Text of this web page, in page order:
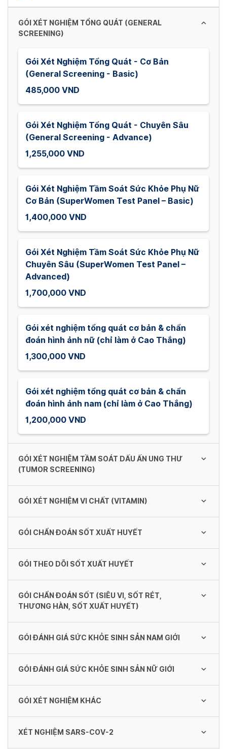
changing
dates.
GÓI XÉT NGHIỆM TỔNG QUÁT (GENERAL
SCREENING)
Gói Xét Nghiệm Tổng Quát - Cơ Bản
(General Screening - Basic)
485,000 VND
Gói Xét Nghiệm Tổng Quát - Chuyên Sâu
(General Screening - Advance)
1,255,000 VND
Gói Xét Nghiệm Tầm Soát Sức Khỏe Phụ Nữ
Cơ Bản (SuperWomen Test Panel – Basic)
1,400,000 VND
Gói Xét Nghiệm Tầm Soát Sức Khỏe Phụ Nữ
Chuyên Sâu (SuperWomen Test Panel –
Advanced)
1,700,000 VND
Gói xét nghiệm tổng quát cơ bản & chẩn
đoán hình ảnh nữ (chỉ làm ở Cao Thắng)
1,300,000 VND
Gói xét nghiệm tổng quát cơ bản & chẩn
đoán hình ảnh nam (chỉ làm ở Cao Thắng)
1,200,000 VND
GÓI XÉT NGHIỆM TẦM SOÁT DẤU ẤN UNG THƯ
(TUMOR SCREENING)
Gói Xét Nghiệm Tầm Soát Dấu Ấn Ung Thư
cho Nữ (Tumor - Female)
1,660,000 VND
cho Nam (Tumor - Memale)
1,480,000 VND
GÓI XÉT NGHIỆM VI CHẤT (VITAMIN)
GÓI CHẨN ĐOÁN SỐT XUẤT HUYẾT
GÓI THEO DÕI SỐT XUẤT HUYẾT
Gói theo dõi sốt xuất huyết
GÓI CHẨN ĐOÁN SỐT (SIÊU VI, SỐT RÉT,
THƯƠNG HÀN, SỐT XUẤT HUYẾT)
hàn, sốt xuất huyết)
800,000 VND
GÓI ĐÁNH GIÁ SỨC KHỎE SINH SẢN NAM GIỚI
Gói đánh giá sức khỏe sinh sản nam giới &
tinh dịch đồ
GÓI ĐÁNH GIÁ SỨC KHỎE SINH SẢN NỮ GIỚI
Gói đánh giá sức khỏe sinh sản nữ giới
GÓI XÉT NGHIỆM KHÁC
Gói Xét Nghiệm Ký Sinh Trùng (Parasites)
XÉT NGHIỆM SARS-COV-2